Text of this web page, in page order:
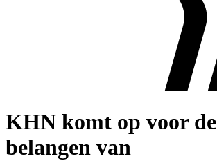
KHN komt op voor de
belangen van